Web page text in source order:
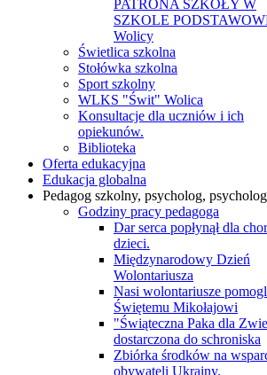
PATRONA SZKOŁY W
SZKOLE
Wolicy
Świetlica szkolna
Stołówka szkolna
Sport szkolny
WLKS "Świt" Wolica
Konsultacje dla uczniów i ich
opiekunów.
Biblioteka
Oferta edukacyjna
Edukacja globalna
Pedagog szkolny, psycholog,
Godziny pracy pedagoga
Dar serca popłynął dla
dzieci.
Międzynarodowy Dzień
Wolontariusza
Nasi wolontariusze
Świętemu Mikołajowi
"Świąteczna Paka dla
dostarczona do schroniska
Zbiórka środków na
obywateli Ukrainy.